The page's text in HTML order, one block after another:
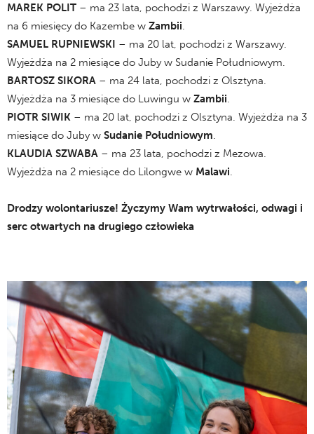
MAREK POLIT – ma 23 lata, pochodzi z Warszawy. Wyjeżdża
na 6 miesięcy do Kazembe w Zambii.
SAMUEL RUPNIEWSKI – ma 20 lat, pochodzi z Warszawy.
Wyjeżdża na 2 miesiące do Juby w Sudanie Południowym.
BARTOSZ SIKORA – ma 24 lata, pochodzi z Olsztyna.
Wyjeżdża na 3 miesiące do Luwingu w Zambii.
PIOTR SIWIK – ma 20 lat, pochodzi z Olsztyna. Wyjeżdża na 3
miesiące do Juby w Sudanie Południowym.
KLAUDIA SZWABA – ma 23 lata, pochodzi z Mezowa.
Wyjeżdża na 2 miesiące do Lilongwe w Malawi.
Drodzy wolontariusze! Życzymy Wam wytrwałości, odwagi i
serc otwartych na drugiego człowieka